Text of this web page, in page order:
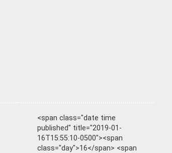
<span class="date time
published" title="2019-01-
16T15:55:10-0500"><span
class="day">16</span> <span